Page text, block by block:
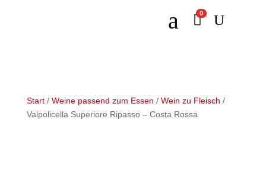
a 0 U
Start/ Weine passend zum Essen / Wein zu Fleisch /
Valpolicella Superiore Ripasso – Costa Rossa